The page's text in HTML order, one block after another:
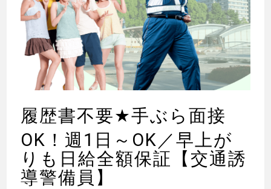
履歴書不要★手ぶら面接
OK！週1日～OK／早上が
りも日給全額保証【交通誘
導警備員】